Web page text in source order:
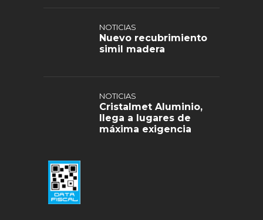
NOTICIAS
Nuevo recubrimiento
simil madera
NOTICIAS
Cristalmet Aluminio,
llega a lugares de
máxima exigencia